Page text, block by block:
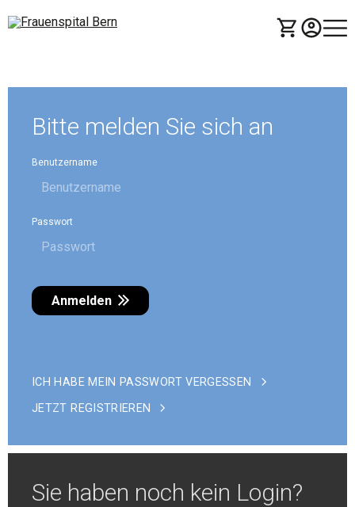
Bitte melden Sie sich an
Benutzername
Passwort
Anmelden
ICH HABE MEIN PASSWORT VERGESSEN
JETZT REGISTRIEREN
Sie haben noch kein Login?